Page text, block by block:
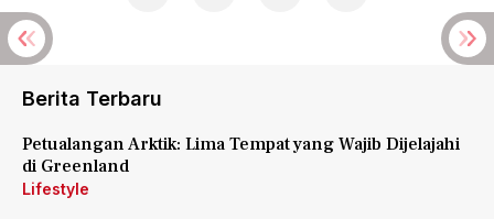
Berita Terbaru
Petualangan Arktik: Lima Tempat yang Wajib Dijelajahi
di Greenland
Lifestyle